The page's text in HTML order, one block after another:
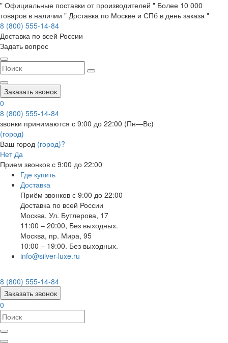
" Официальные поставки от производителей " Более 10 000
товаров в наличии " Доставка по Москве и СПб в день заказа "
8 (800) 555-14-84
Доставка по всей России
Задать вопрос
Заказать звонок
0
8 (800) 555-14-84
звонки принимаются с 9:00 до 22:00 (Пн—Вс)
(город)
Ваш город (город)?
Нет Да
Прием звонков с 9:00 до 22:00
Где купить
Доставка
Приём звонков с 9:00 до 22:00
Доставка по всей России
Москва, Ул. Бутлерова, 17
11:00 – 20:00, Без выходных.
Москва, пр. Мира, 95
10:00 – 19:00. Без выходных.
info@silver-luxe.ru
8 (800) 555-14-84
Заказать звонок
0